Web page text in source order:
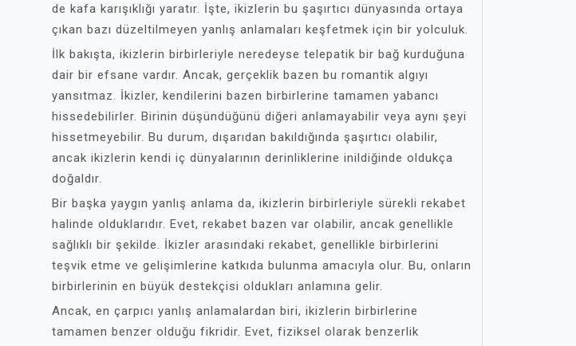
de kafa karışıklığı yaratır. İşte, ikizlerin bu şaşırtıcı dünyasında ortaya
çıkan bazı düzeltilmeyen yanlış anlamaları keşfetmek için bir yolculuk.
İlk bakışta, ikizlerin birbirleriyle neredeyse telepatik bir bağ kurduğuna
dair bir efsane vardır. Ancak, gerçeklik bazen bu romantik algıyı
yansıtmaz. İkizler, kendilerini bazen birbirlerine tamamen yabancı
hissedebilirler. Birinin düşündüğünü diğeri anlamayabilir veya aynı şeyi
hissetmeyebilir. Bu durum, dışarıdan bakıldığında şaşırtıcı olabilir,
ancak ikizlerin kendi iç dünyalarının derinliklerine inildiğinde oldukça
doğaldır.
Bir başka yaygın yanlış anlama da, ikizlerin birbirleriyle sürekli rekabet
halinde olduklarıdır. Evet, rekabet bazen var olabilir, ancak genellikle
sağlıklı bir şekilde. İkizler arasındaki rekabet, genellikle birbirlerini
teşvik etme ve gelişimlerine katkıda bulunma amacıyla olur. Bu, onların
birbirlerinin en büyük destekçisi oldukları anlamına gelir.
Ancak, en çarpıcı yanlış anlamalardan biri, ikizlerin birbirlerine
tamamen benzer olduğu fikridir. Evet, fiziksel olarak benzerlik